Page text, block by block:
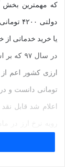
دولتی
یا خرید خدماتی
تومانی دانست و
اعلام شد قابل
رویه نرخ ارز در
ودلسوزان _از